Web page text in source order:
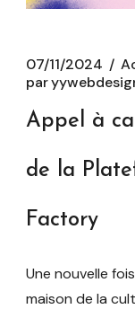
07/11/2024
par
Appel à
de la
Factory
Une nouvelle
maison de la